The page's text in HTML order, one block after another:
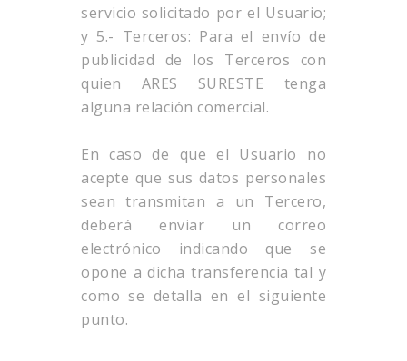
servicio solicitado por el Usuario;
y 5.- Terceros: Para el envío de
publicidad de los Terceros con
quien ARES SURESTE tenga
alguna relación comercial.
En caso de que el Usuario no
acepte que sus datos personales
sean transmitan a un Tercero,
deberá enviar un correo
electrónico indicando que se
opone a dicha transferencia tal y
como se detalla en el siguiente
punto.